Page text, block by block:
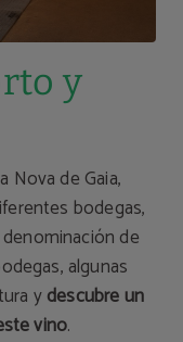
y
Nova de Gaia,
bodegas,
de
algunas
ydescubre un
vino.